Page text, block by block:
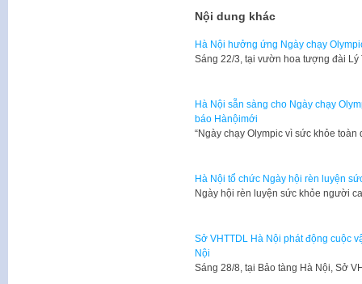
Nội dung khác
Hà Nội hưởng ứng Ngày chạy
​Sáng 22/3, tại vườn hoa tượng đài
Hà Nội sẵn sàng cho Ngày chạy
báo Hànộimới
“Ngày chạy Olympic vì sức khỏe
Hà Nội tổ chức Ngày hội rèn luyện
Ngày hội rèn luyện sức khỏe người
Sở VHTTDL Hà Nội phát động cuộc
Nội
​Sáng 28/8, tại Bảo tàng Hà Nội, Sở